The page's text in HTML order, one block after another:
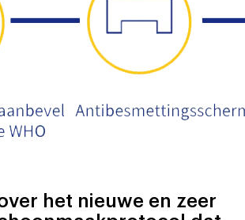
het nieuwe en zeer